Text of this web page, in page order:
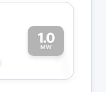
1.0
MW1